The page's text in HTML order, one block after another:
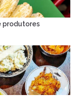
produtores